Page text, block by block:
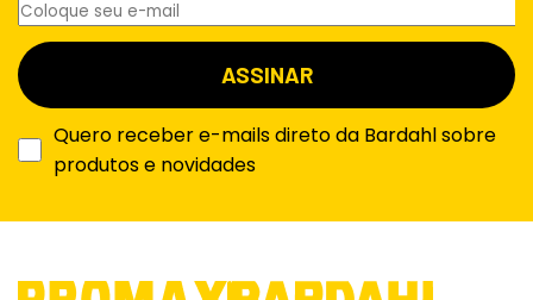
Quero receber e-mails direto da Bardahl sobre
produtos e novidades